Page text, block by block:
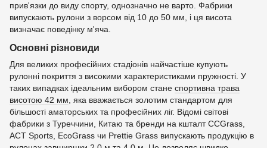
прив'язки до виду спорту, однозначно не варто. Фабрики
випускають рулони з ворсом від 10 до 50 мм, і ця висота
визначає поведінку м'яча.
Основні різновиди
Для великих професійних стадіонів найчастіше купують
рулонні покриття з високими характеристиками пружності. У
таких випадках ідеальним вибором стане спортивна трава
висотою 42 мм , яка вважається золотим стандартом для
більшості аматорських та професійних ліг. Відомі світові
фабрики з Туреччини, Китаю та бренди на кшталт CCGrass,
ACT Sports, EcoGrass чи Prettie Grass випускають продукцію в